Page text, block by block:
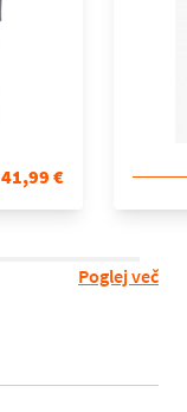
41,99 €
Poglej več